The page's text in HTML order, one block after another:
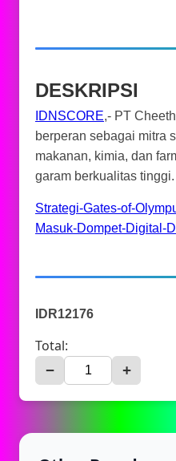
DESKRIPSI
IDNSCORE,- PT
berperan sebagai mitra
makanan, kimia, dan
garam berkualitas tinggi.
Strategi-Gates-of-
Masuk-Dompet-Digital-
IDR12176
Total:
− +